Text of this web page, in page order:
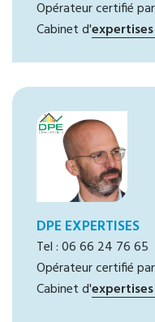
Opérateur certifié
Cabinet d'
DPE EXPERTISES
Tel : 06 66 24 76 65
Opérateur certifié
Cabinet d'